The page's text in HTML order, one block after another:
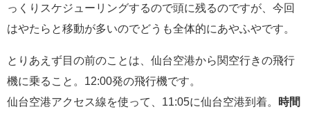
っくりスケジューリングするので頭に残るのですが、今回
はやたらと移動が多いのでどうも全体的にあやふやです。
とりあえず目の前のことは、仙台空港から関空行きの飛行
機に乗ること。12:00発の飛行機です。
仙台空港アクセス線を使って、11:05に仙台空港到着。
時間